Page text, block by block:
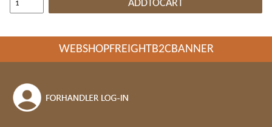
ADDTOCART
WEBSHOPFREIGHTB2CBANNER